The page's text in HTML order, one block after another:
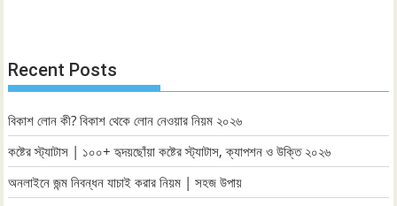
Recent Posts
বিকাশ লোন কী? বিকাশ থেকে লোন নেওয়ার নিয়ম ২০২৬
কষ্টের স্ট্যাটাস | ১০০+ হৃদয়ছোঁয়া কষ্টের স্ট্যাটাস, ক্যাপশন ও উক্তি ২০২৬
অনলাইনে জন্ম নিবন্ধন যাচাই করার নিয়ম | সহজ উপায়